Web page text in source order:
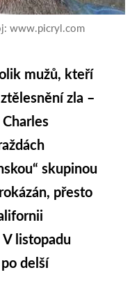
www.picryl.com
mužů, kteří
zla –
skupinou
přesto
listopadu
delší